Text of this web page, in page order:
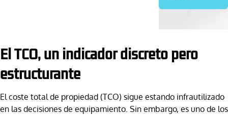
El TCO, un indicador discreto pero
estructurante
El coste total de propiedad (TCO) sigue estando infrautilizado
en las decisiones de equipamiento. Sin embargo, es uno de los